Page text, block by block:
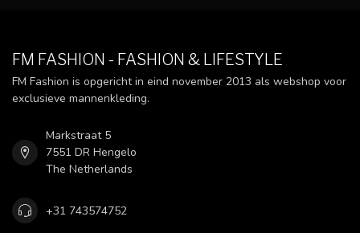
FM FASHION - FASHION & LIFESTYLE
FM Fashion is opgericht in eind november 2013 als webshop voor
exclusieve mannenkleding.
Markstraat 5
7551 DR Hengelo
The Netherlands
+31 743574752